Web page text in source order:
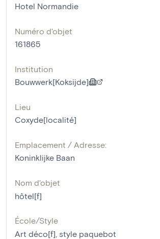
Hotel Normandie
Numéro d'objet
161865
Institution
Bouwwerk[Koksijde]
Lieu
Coxyde[localité]
Emplacement / Adresse:
Koninklijke Baan
Nom d'objet
hôtel[f]
École/Style
Art déco[f] style paquebot